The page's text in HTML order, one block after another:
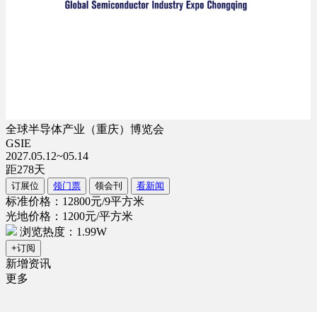
全球半导体产业（重庆）博览会
GSIE
2027.05.12~05.14
距278天
订展位 领门票 领会刊 看新闻
标准价格：12800元/9平方米
光地价格：1200元/平方米
浏览热度：1.99W
+订阅
新增资讯
更多